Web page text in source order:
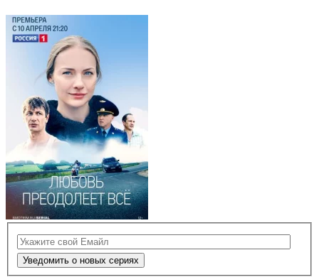
Уведомить о новых сериях